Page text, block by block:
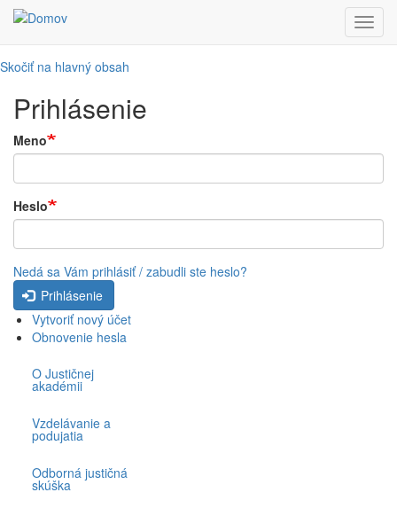
Skočiť na hlavný obsah
Prihlásenie
Meno
Heslo
Nedá sa Vám prihlásiť / zabudli ste heslo?
Prihlásenie
Vytvoriť nový účet
Obnovenie hesla
O Justičnej
akadémii
Vzdelávanie a
podujatia
Odborná justičná
skúška